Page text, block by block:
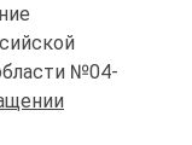
№04-